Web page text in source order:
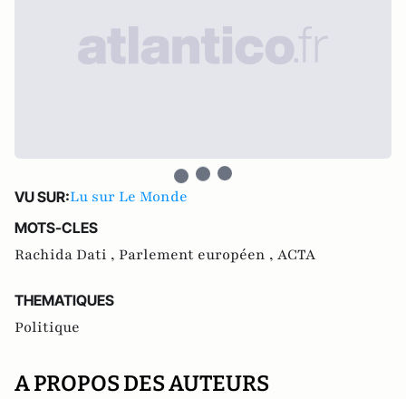
VU SUR:Lu sur Le Monde
MOTS-CLES
Rachida Dati , Parlement européen , ACTA
THEMATIQUES
Politique
A PROPOS DES AUTEURS